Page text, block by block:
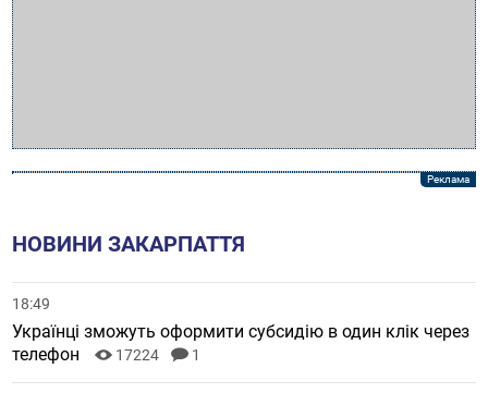
НОВИНИ ЗАКАРПАТТЯ
18:49
Українці зможуть оформити субсидію в один клік через
телефон
17224 1